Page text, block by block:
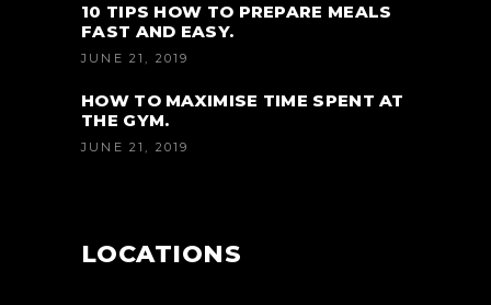
10 TIPS HOW TO PREPARE MEALS
FAST AND EASY.
JUNE 21, 2019
HOW TO MAXIMISE TIME SPENT AT
THE GYM.
JUNE 21, 2019
LOCATIONS